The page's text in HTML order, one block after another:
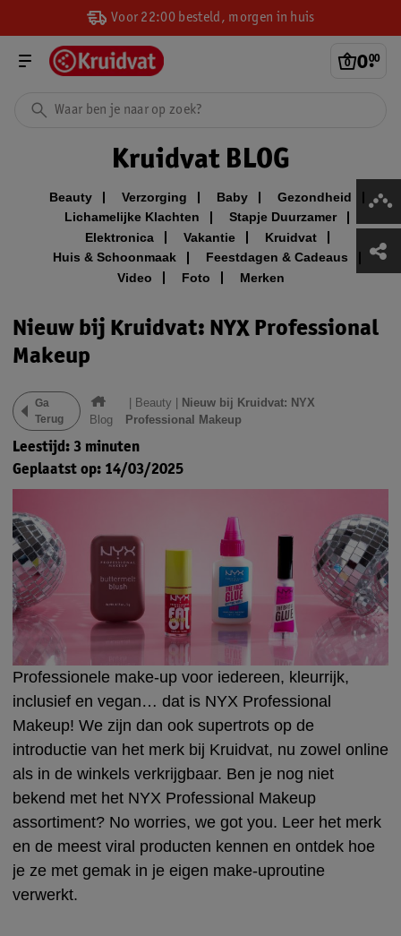
Voor 22:00 besteld, morgen in huis
0.
00
Kruidvat BLOG
Beauty Verzorging Baby
Gezondheid
Lichamelijke Klachten
Stapje Duurzamer
Elektronica
Vakantie
Kruidvat
Huis & Schoonmaak
Feestdagen & Cadeaus
Video
Foto Merken
Nieuw bij Kruidvat: NYX Professional
Makeup
Ga
Terug
Blog
Beauty
Nieuw bij Kruidvat: NYX
Professional Makeup
Leestijd: 3 minuten
Geplaatst op: 14/03/2025
Professionele make-up voor iedereen, kleurrijk,
inclusief en vegan… dat is NYX Professional
Makeup! We zijn dan ook supertrots op de
introductie van het merk bij Kruidvat, nu zowel online
als in de winkels verkrijgbaar. Ben je nog niet
bekend met het NYX Professional Makeup
assortiment? No worries, we got you. Leer het merk
en de meest viral producten kennen en ontdek hoe
je ze met gemak in je eigen make-uproutine
verwerkt.